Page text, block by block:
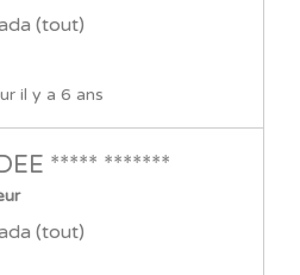
(tout)
il y a 6 ans
***** *******
(tout)